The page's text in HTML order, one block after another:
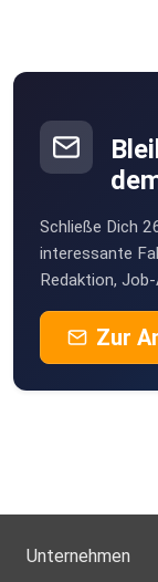
Schließe Dich
interessante
Redaktion,
Zur
Unternehmen